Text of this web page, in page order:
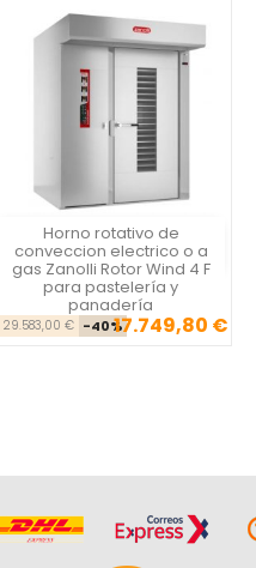
Horno rotativo de
conveccion electrico o a
gas Zanolli Rotor Wind 4 F
para pastelería y
panadería
Precio base
29.583,00 € -40% Precio
17.749,80 €

Vista rápida